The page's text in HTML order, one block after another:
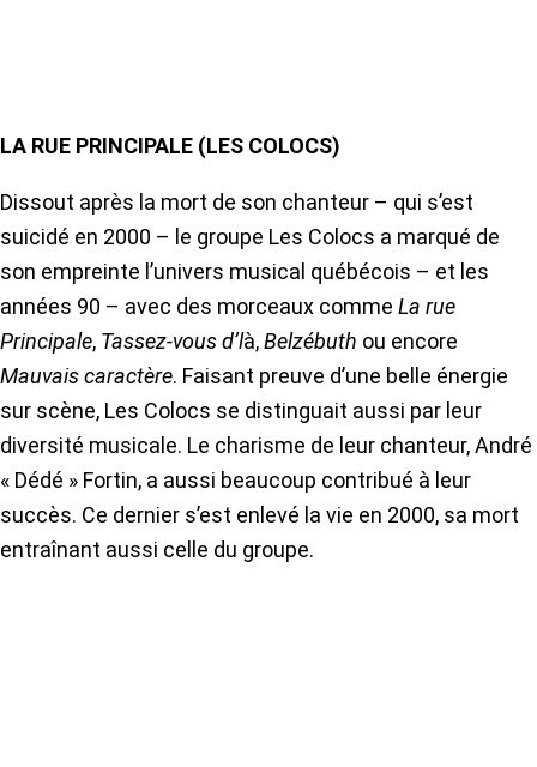
LA RUE PRINCIPALE (LES COLOCS)
Dissout après la mort de son chanteur – qui s’est
suicidé en 2000 – le groupe Les Colocs a marqué de
son empreinte l’univers musical québécois – et les
années 90 – avec des morceaux comme La rue
Principale, Tassez-vous d’là,Belzébuth ou encore
Mauvais caractère. Faisant preuve d’une belle énergie
sur scène, Les Colocs se distinguait aussi par leur
diversité musicale. Le charisme de leur chanteur, André
« Dédé » Fortin, a aussi beaucoup contribué à leur
succès. Ce dernier s’est enlevé la vie en 2000, sa mort
entraînant aussi celle du groupe.